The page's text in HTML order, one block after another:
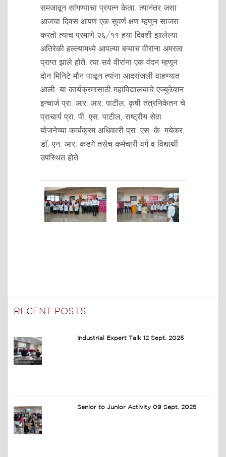
समजावून सांगण्याचा प्रयत्न केला. त्यानंतर जसा
आजचा दिवस आपण एक सुवर्ण क्षण म्हणुन साजरा
करतो त्याच प्रमाणे २६/११ हया दिवशी झालेल्या
अतिरेकी हल्ल्यामध्ये आपल्या बऱ्याच वीरांना अमरत्व
प्राप्त झाले होते. त्या सर्व वीरांना एक वंदन म्हणून
दोन मिनिटे मौन पाळून त्यांना आदरांजली वाहण्यात
आली. या कार्यक्रमासाठी महाविद्यालयाचे एज्युकेशन
इन्चार्ज प्रा. आर. आर. पाटील, कृषी तंत्रनिकेतन चे
प्राचार्य प्रा. पी. एस. पाटील, राष्ट्रीय सेवा
योजनेच्या कार्यक्रम अधिकारी प्रा. एस. के. मयेकर,
डॉ. एन. आर. कडगे तसेच कर्मचारी वर्ग व विद्यार्थी
उपस्थित होते
RECENT POSTS
Industrial Expert Talk 12 Sept. 2025
Senior to Junior Activity 09 Sept. 2025